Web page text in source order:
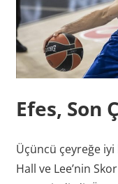
Efes, Son
Üçüncü çeyreğe iyi
Hall ve Lee’nin